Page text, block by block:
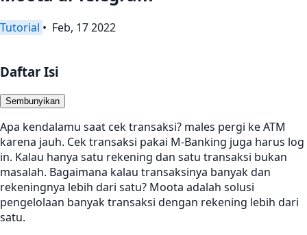
Tutorial • Feb, 17 2022
Daftar Isi
Sembunyikan
Apa kendalamu saat cek transaksi? males pergi ke ATM
karena jauh. Cek transaksi pakai M-Banking juga harus log
in. Kalau hanya satu rekening dan satu transaksi bukan
masalah. Bagaimana kalau transaksinya banyak dan
rekeningnya lebih dari satu? Moota adalah solusi
pengelolaan banyak transaksi dengan rekening lebih dari
satu.